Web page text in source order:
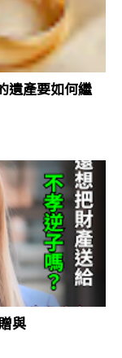
遺產要如何繼
與